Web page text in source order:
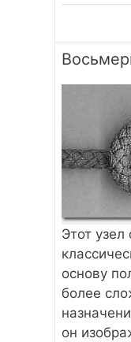
Этот узел
основу
более
он